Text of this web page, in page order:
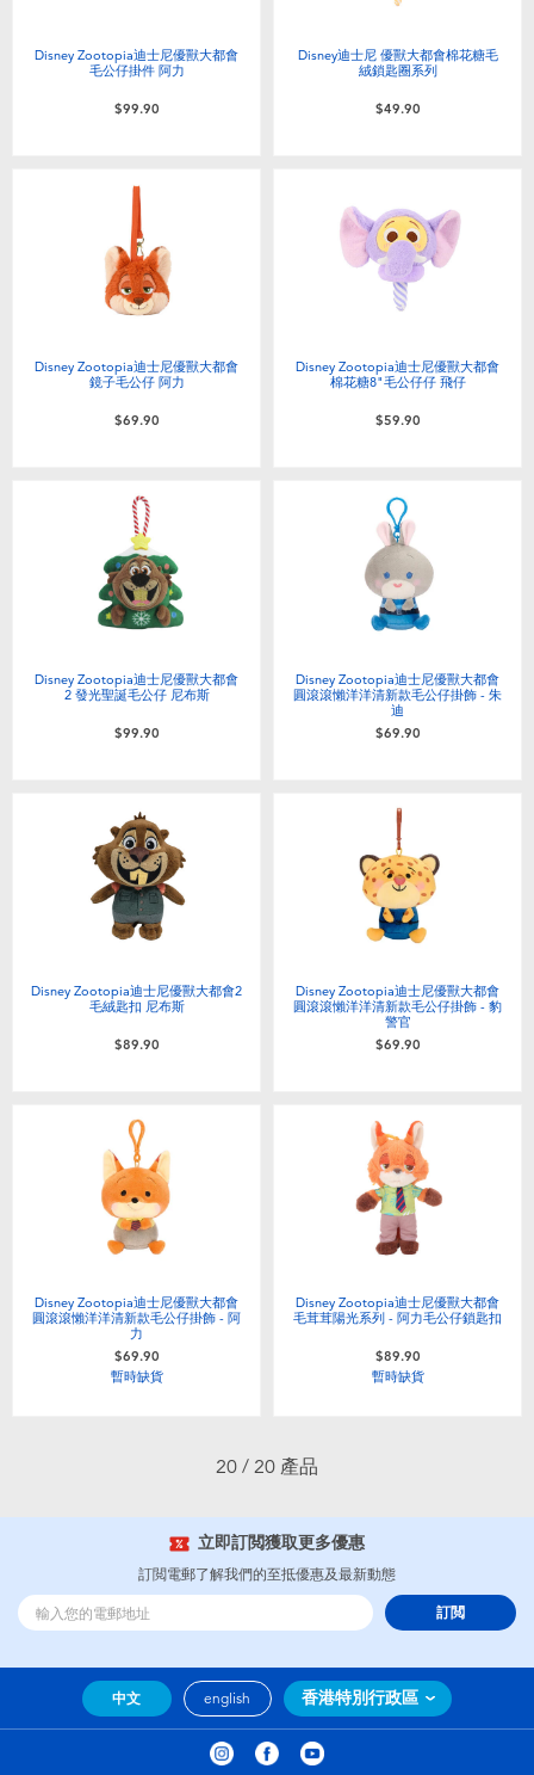
Disney Zootopia迪士尼優獸大都會
毛公仔掛件 阿力
$99.90
Disney迪士尼 優獸大都會棉花糖毛
絨鎖匙圈系列
$49.90
Disney Zootopia迪士尼優獸大都會
鏡子毛公仔 阿力
$69.90
Disney Zootopia迪士尼優獸大都會
棉花糖8"毛公仔仔 飛仔
$59.90
Disney Zootopia迪士尼優獸大都會
2 發光聖誕毛公仔 尼布斯
$99.90
Disney Zootopia迪士尼優獸大都會
圓滾滾懶洋洋清新款毛公仔掛飾 - 朱
迪
$69.90
Disney Zootopia迪士尼優獸大都會2
毛絨匙扣 尼布斯
$89.90
Disney Zootopia迪士尼優獸大都會
圓滾滾懶洋洋清新款毛公仔掛飾 - 豹
警官
$69.90
Disney Zootopia迪士尼優獸大都會
圓滾滾懶洋洋清新款毛公仔掛飾 - 阿
力
$69.90
暫時缺貨
Disney Zootopia迪士尼優獸大都會
毛茸茸陽光系列 - 阿力毛公仔鎖匙扣
$89.90
暫時缺貨
20 / 20 產品
立即訂閲獲取更多優惠
訂閲電郵了解我們的至抵優惠及最新動態
訂閲
中文 english 香港特別行政區